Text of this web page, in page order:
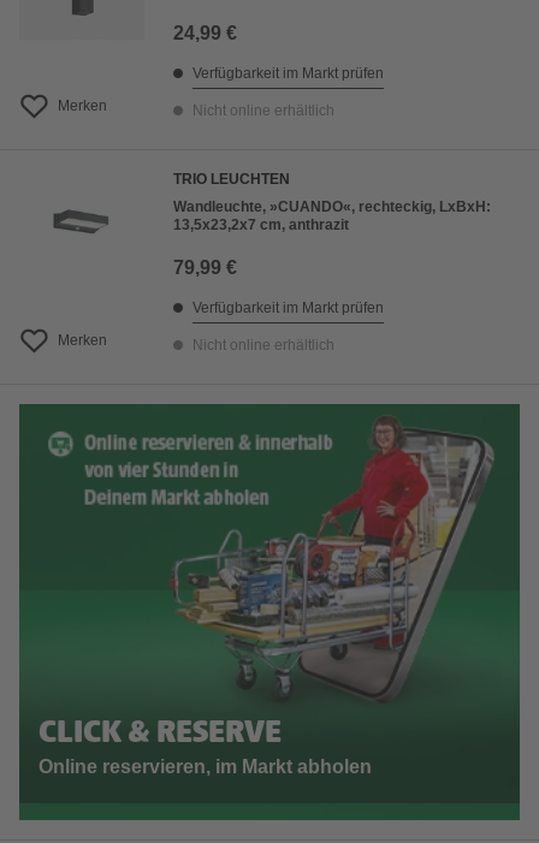
Merken
24,99 €
Verfügbarkeit im Markt prüfen
Nicht online erhältlich
Merken
TRIO LEUCHTEN
Wandleuchte, »CUANDO«, rechteckig, LxBxH:
13,5x23,2x7 cm, anthrazit
79,99 €
Verfügbarkeit im Markt prüfen
Nicht online erhältlich
CLICK & RESERVE
Online reservieren, im Markt abholen